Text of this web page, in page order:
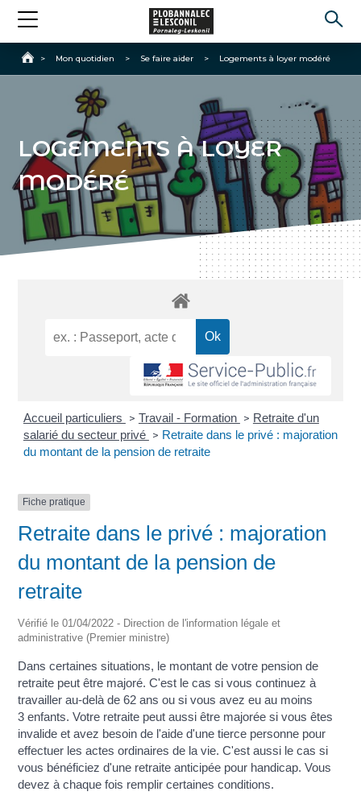
Accueil
> Mon quotidien > Se faire aider > Logements à loyer modéré
LOGEMENTS À LOYER
MODÉRÉ
Accueil particuliers > Travail - Formation > Retraite d'un
salarié du secteur privé > Retraite dans le privé : majoration
du montant de la pension de retraite
Fiche pratique
Retraite dans le privé : majoration
du montant de la pension de
retraite
Vérifié le 01/04/2022 - Direction de l'information légale et
administrative (Premier ministre)
Dans certaines situations, le montant de votre pension de
retraite peut être majoré. C'est le cas si vous continuez à
travailler au-delà de 62 ans ou si vous avez eu au moins
3 enfants. Votre retraite peut aussi être majorée si vous êtes
invalide et avez besoin de l'aide d'une tierce personne pour
effectuer les actes ordinaires de la vie. C'est aussi le cas si
vous bénéficiez d'une retraite anticipée pour handicap. Vous
devez à chaque fois remplir certaines conditions.